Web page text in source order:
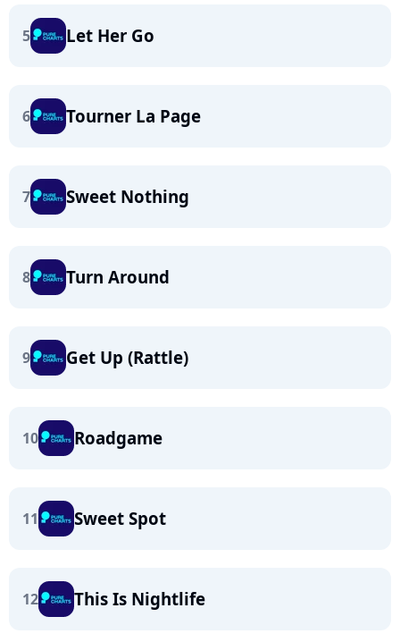
5 Let Her Go
6 Tourner La Page
7 Sweet Nothing
8 Turn Around
9 Get Up (Rattle)
10 Roadgame
11 Sweet Spot
12 This Is Nightlife